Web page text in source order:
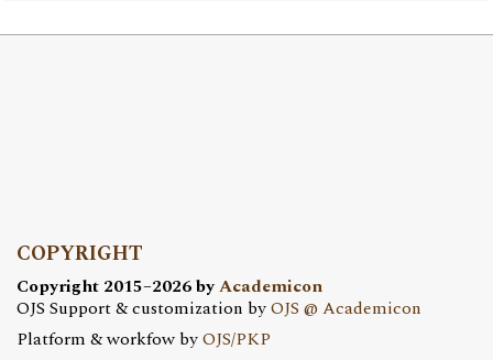
COPYRIGHT
Copyright 2015–2026 byAcademicon
OJS Support & customization byOJS @ Academicon
Platform & workfow byOJS/PKP